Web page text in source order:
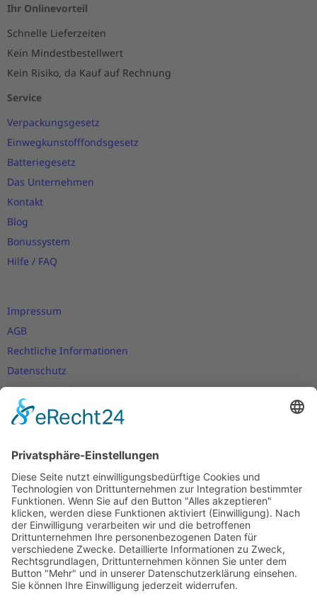
Ihr Onlinevorteil
Schnelle Lieferzeiten
Kein Mindestbestellwert
Kein Risiko, da Kauf auf Rechnung
Service
Verpackungsgesetz
Einwegkunstofffondsgesetz
Batteriegesetz
Das Unternehmen
Kontakt
Blog
Bonussystem
Hilfe / FAQ
Impressum
AGB
Rechtliche Informationen
Datenschutz
Nutzungsbedingungen
Versand- und Zahlungsbedingungen
Cookie-Einstellungen
Newsletter
Verpassen Sie keine Neuigkeiten,
Angebote und Gutscheine!
Jetzt anmelden und10 EUR Gutscheinsichern!
Abmeldung jederzeit möglich.